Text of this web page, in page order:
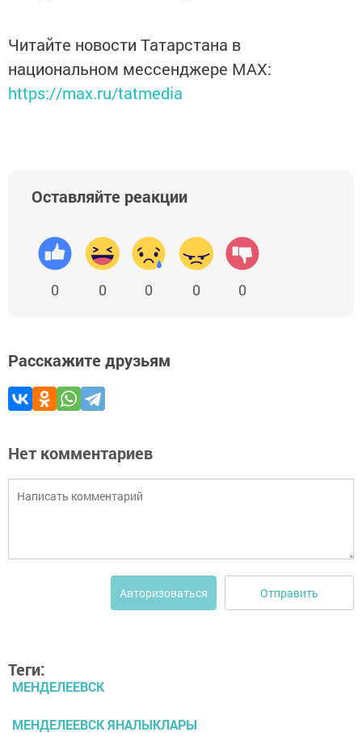
Читайте новости Татарстана в
национальном мессенджере MАХ:
https://max.ru/tatmedia
Оставляйте реакции
0 0 0 0 0
Расскажите друзьям
Нет комментариев
Авторизоваться Отправить
Теги:
МЕНДЕЛЕЕВСК
МЕНДЕЛЕЕВСК ЯНАЛЫКЛАРЫ